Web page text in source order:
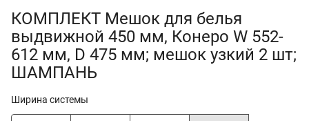
КОМПЛЕКТ Мешок для белья
выдвижной 450 мм, Конеро W 552-
612 мм, D 475 мм; мешок узкий 2 шт;
ШАМПАНЬ
Ширина системы